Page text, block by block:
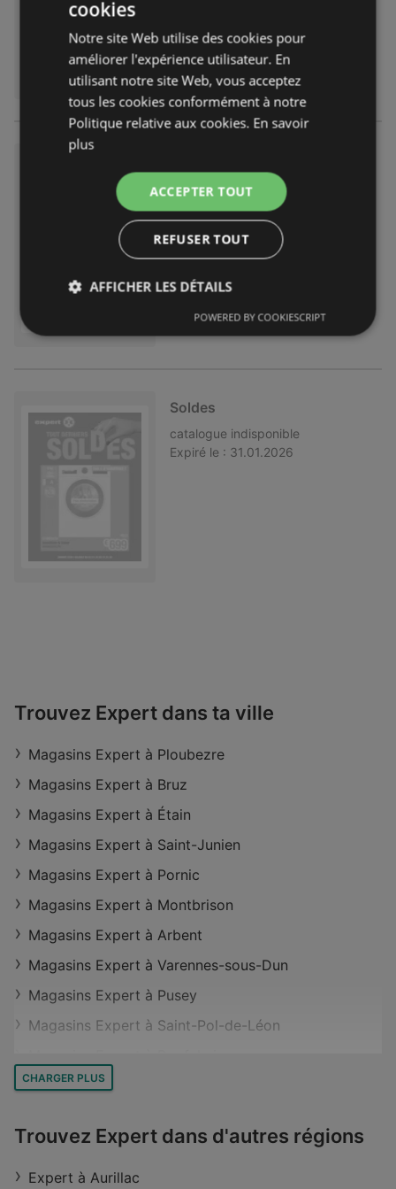
indisponible
Expiré le : 28.02.2026
Soldes
catalogue indisponible
Expiré le : 31.01.2026
Trouvez Expert dans ta ville
Magasins Expert à Ploubezre
Magasins Expert à Bruz
Magasins Expert à Étain
Magasins Expert à Saint-Junien
Magasins Expert à Pornic
Magasins Expert à Montbrison
Magasins Expert à Arbent
Magasins Expert à Varennes-sous-Dun
Magasins Expert à Pusey
Magasins Expert à Saint-Pol-de-Léon
Magasins Expert à Noyon
Magasins Expert à Bort-les-Orgues
Magasins Expert à Meymac
CHARGER PLUS
Trouvez Expert dans d'autres régions
Expert à Aurillac
cookies
Notre site Web utilise des cookies pour
améliorer l'expérience utilisateur. En
utilisant notre site Web, vous acceptez
tous les cookies conformément à notre
Politique relative aux cookies. En savoir
plus
ACCEPTER TOUT
REFUSER TOUT
AFFICHER LES DÉTAILS
POWERED BY COOKIESCRIPT